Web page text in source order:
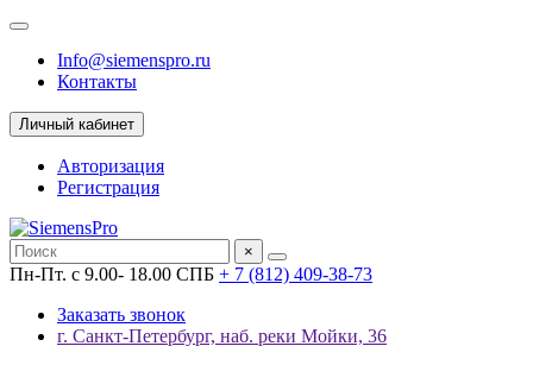
Info@siemenspro.ru
Контакты
Личный кабинет
Авторизация
Регистрация
×
Пн-Пт. с 9.00- 18.00 СПБ + 7 (812) 409-38-73
Заказать звонок
г. Санкт-Петербург, наб. реки Мойки, 36